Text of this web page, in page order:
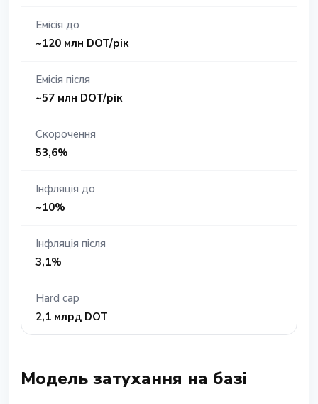
Емісія до
~120 млн DOT/рік
Емісія після
~57 млн DOT/рік
Скорочення
53,6%
Інфляція до
~10%
Інфляція після
3,1%
Hard cap
2,1 млрд DOT
Модель затухання на базі